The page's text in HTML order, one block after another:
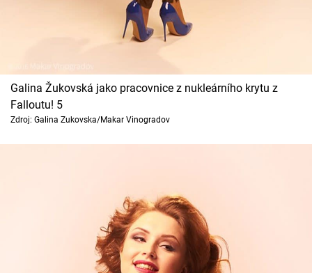
Galina Žukovská jako pracovnice z nukleárního krytu z
Falloutu! 5
Zdroj: Galina Zukovska/Makar Vinogradov